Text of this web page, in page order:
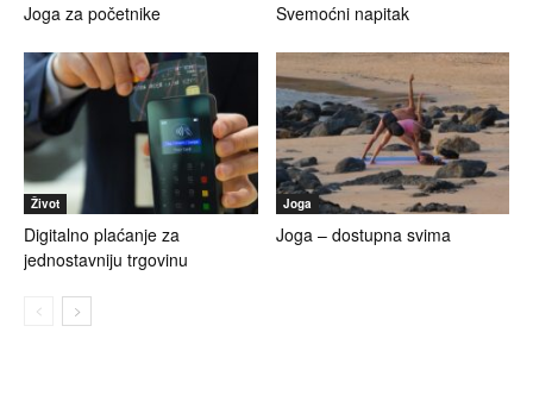
Joga za početnike Svemoćni napitak
Život
Digitalno plaćanje za
jednostavniju trgovinu
Joga
Joga – dostupna svima